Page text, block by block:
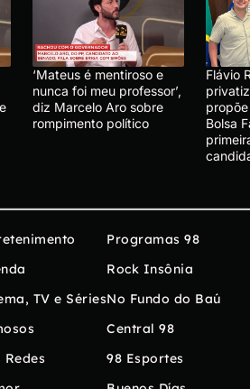
‘Mateus é mentiroso e
nunca foi meu professor’,
diz Marcelo Aro sobre
rompimento político
Flávio
Bolsa
TV e Séries
Redes
Programas 98
Rock Insônia
No Fundo do Baú
Central 98
98 Esportes